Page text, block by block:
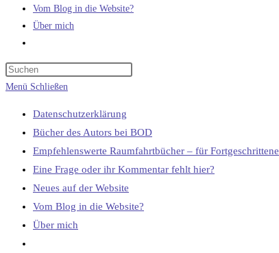
Vom Blog in die Website?
Über mich
umschalten
Menü Schließen
Datenschutzerklärung
Bücher des Autors bei BOD
Empfehlenswerte Raumfahrtbücher – für Fortgeschrittene
Eine Frage oder ihr Kommentar fehlt hier?
Neues auf der Website
Vom Blog in die Website?
Über mich